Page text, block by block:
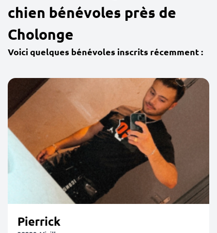
chien bénévoles près de
Cholonge
Voici quelques bénévoles inscrits récemment :
Pierrick